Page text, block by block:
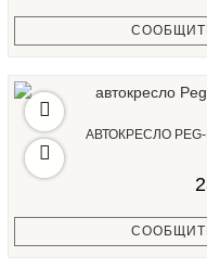
АВТОКРЕСЛО PEG-